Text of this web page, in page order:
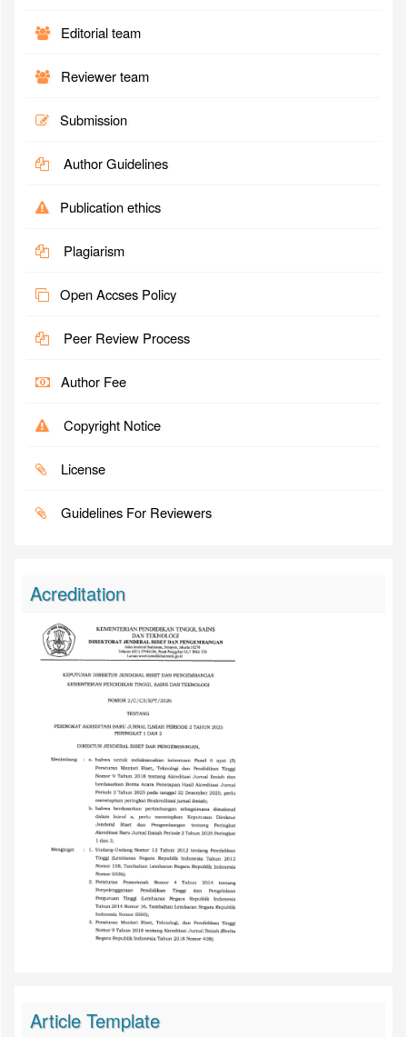
Editorial team
Reviewer team
Submission
Author Guidelines
Publication ethics
Plagiarism
Open Accses Policy
Peer Review Process
Author Fee
Copyright Notice
License
Guidelines For Reviewers
Acreditation
Article Template